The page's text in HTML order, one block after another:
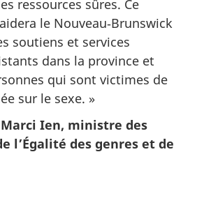
ressources sûres. Ce
le Nouveau‑Brunswick
soutiens et services
dans la province et
qui sont victimes de
sur le sexe. »
Ien, ministre des
l’Égalité des genres et de